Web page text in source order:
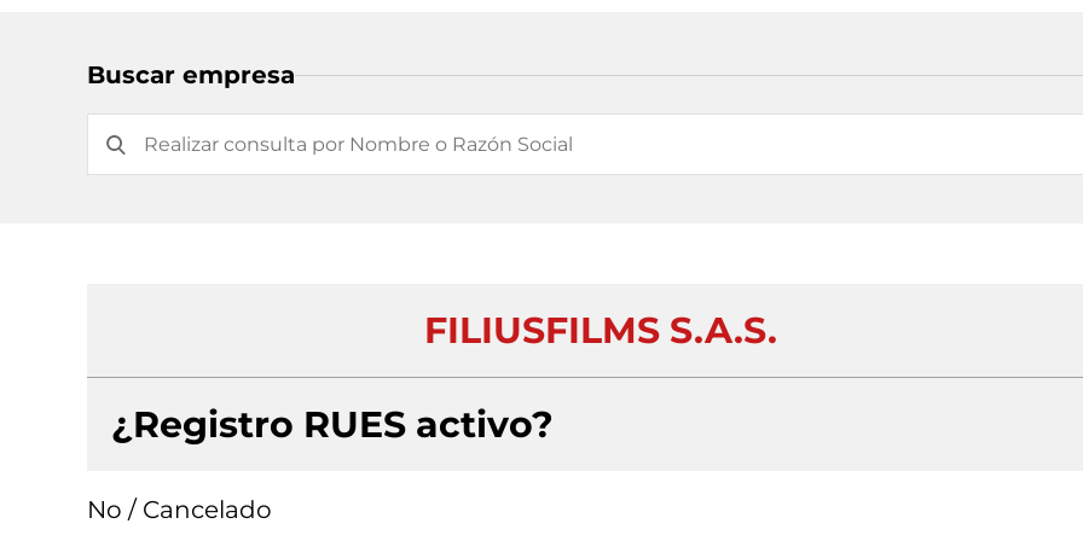
Buscar empresa
FILIUSFILMS S.A.S.
¿Registro RUES activo?
No / Cancelado